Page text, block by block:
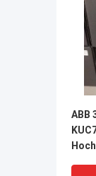
ABB